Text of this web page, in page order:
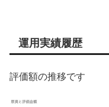
運用実績履歴
評価額の推移です